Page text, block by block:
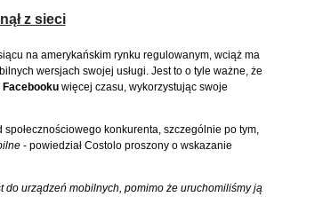
z sieci
na amerykańskim rynku regulowanym, wciąż ma
wersjach swojej usługi. Jest to o tyle ważne, że
Facebookuwięcej czasu, wykorzystując swoje
konkurenta, szczególnie po tym,
- powiedział Costolo proszony o wskazanie
urządzeń mobilnych, pomimo że uruchomiliśmy ją